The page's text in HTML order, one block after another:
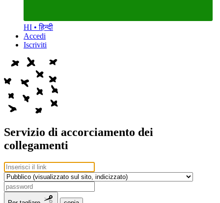
HI • हिन्दी
Accedi
Iscriviti
Servizio di accorciamento dei
collegamenti